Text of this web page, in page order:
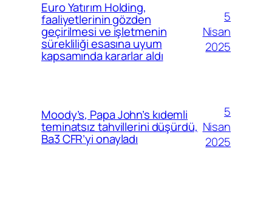
Euro Yatırım Holding,
faaliyetlerinin gözden
geçirilmesi ve işletmenin
sürekliliği esasına uyum
kapsamında kararlar aldı
5
Nisan
2025
Moody’s, Papa John’s kıdemli
teminatsız tahvillerini düşürdü,
Ba3 CFR’yi onayladı
5
Nisan
2025